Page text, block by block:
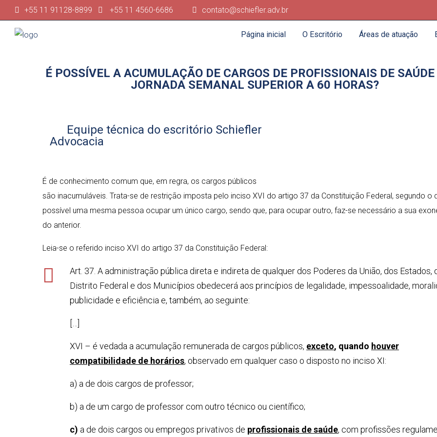
+55 11 91128-8899 +55 11 4560-6686 contato@schiefler.adv.br
Página inicial O Escritório Áreas de atuação
É POSSÍVEL A ACUMULAÇÃO DE CARGOS DE PROFISSIONAIS DE
JORNADA SEMANAL SUPERIOR A 60 HORAS?
Equipe técnica do escritório Schiefler
Advocacia
É de conhecimento comum que, em regra, os cargos públicos
são inacumuláveis. Trata-se de restrição imposta pelo inciso XVI do artigo 37 da Constituição Federal, segundo o
possível uma mesma pessoa ocupar um único cargo, sendo que, para ocupar outro, faz-se necessário a sua
do anterior.
Leia-se o referido inciso XVI do artigo 37 da Constituição Federal:
Art. 37. A administração pública direta e indireta de qualquer dos Poderes da União, dos Estados,
Distrito Federal e dos Municípios obedecerá aos princípios de legalidade, impessoalidade,
publicidade e eficiência e, também, ao seguinte:
XVI – é vedada a acumulação remunerada de cargos públicos, exceto, quando houver
compatibilidade de horários, observado em qualquer caso o disposto no inciso XI:
a) a de dois cargos de professor;
b) a de um cargo de professor com outro técnico ou científico;
c) a de dois cargos ou empregos privativos de profissionais de saúde, com profissões